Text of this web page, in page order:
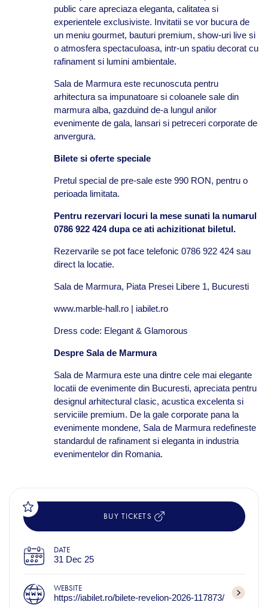
public care apreciaza eleganta, calitatea si
experientele exclusiviste. Invitatii se vor bucura de
un meniu gourmet, bauturi premium, show-uri live si
o atmosfera spectaculoasa, intr-un spatiu decorat cu
rafinament si lumini ambientale.
Sala de Marmura este recunoscuta pentru
arhitectura sa impunatoare si coloanele sale din
marmura alba, gazduind de-a lungul anilor
evenimente de gala, lansari si petreceri corporate de
anvergura.
Bilete si oferte speciale
Pretul special de pre-sale este 990 RON, pentru o
perioada limitata.
Pentru rezervari locuri la mese sunati la numarul
0786 922 424 dupa ce ati achizitionat biletul.
Rezervarile se pot face telefonic 0786 922 424 sau
direct la locatie.
Sala de Marmura, Piata Presei Libere 1, Bucuresti
www.marble-hall.ro | iabilet.ro
Dress code: Elegant & Glamorous
Despre Sala de Marmura
Sala de Marmura este una dintre cele mai elegante
locatii de evenimente din Bucuresti, apreciata pentru
designul arhitectural clasic, acustica excelenta si
serviciile premium. De la gale corporate pana la
evenimente mondene, Sala de Marmura redefineste
standardul de rafinament si eleganta in industria
evenimentelor din Romania.
BUY TICKETS
DATE
31 Dec 25
WEBSITE
https://iabilet.ro/bilete-revelion-2026-117873/